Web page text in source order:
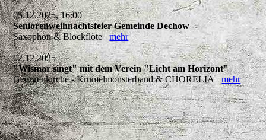
05.12.2025, 16:00
Seniorenweihnachtsfeier Gemeinde Dechow
Saxophon & Blockflötemehr
02.12.2025
"Wismar singt" mit dem Verein "Licht am Horizont"
Georgenkirche - Krümelmonsterband & CHORELIAmehr